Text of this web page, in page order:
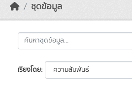
ชุดข้อมูล
เรียงโดย